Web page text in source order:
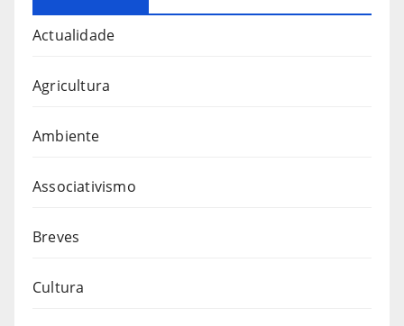
Actualidade
Agricultura
Ambiente
Associativismo
Breves
Cultura